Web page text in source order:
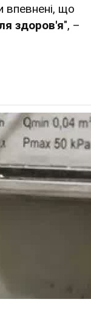
впевнені, що
здоров'я", –